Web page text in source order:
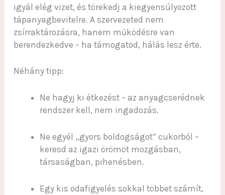
igyál elég vizet, és törekedj a kiegyensúlyozott
tápanyagbevitelre. A szervezeted nem
zsírraktározásra, hanem működésre van
berendezkedve – ha támogatod, hálás lesz érte.
Néhány tipp:
Ne hagyj ki étkezést – az anyagcserédnek
rendszer kell, nem ingadozás.
Ne egyél „gyors boldogságot” cukorból –
keresd az igazi örömöt mozgásban,
társaságban, pihenésben.
Egy kis odafigyelés sokkal többet számít,